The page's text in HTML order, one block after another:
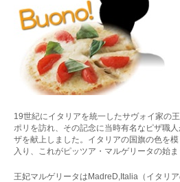
19世紀にイタリアを統一したサヴォイ家の
ポリを訪れ、その記念に当時有名なピザ職
ザを献上しました。イタリアの国旗の色を
入り、これがピッツア・マルゲリータの始ま
王妃マルゲリータはMadreD,Italia（イタリ